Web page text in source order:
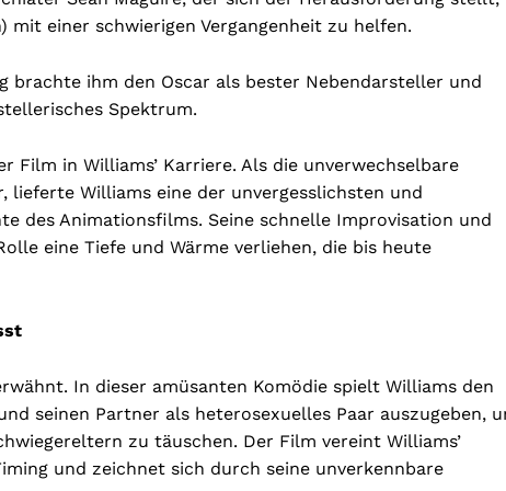
mit einer schwierigen Vergangenheit zu helfen.
brachte ihm den Oscar als bester Nebendarsteller und
Spektrum.
Film in Williams’ Karriere. Als die unverwechselbare
lieferte Williams eine der unvergesslichsten und
des Animationsfilms. Seine schnelle Improvisation und
eine Tiefe und Wärme verliehen, die bis heute
In dieser amüsanten Komödie spielt Williams den
seinen Partner als heterosexuelles Paar auszugeben,
zu täuschen. Der Film vereint Williams’
und zeichnet sich durch seine unverkennbare